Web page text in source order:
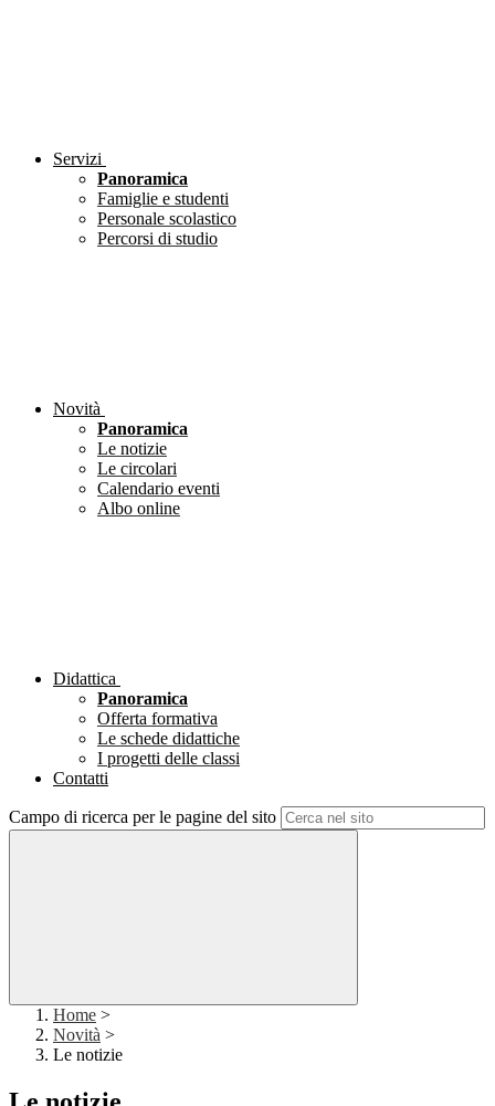
Servizi
Panoramica
Famiglie e studenti
Personale scolastico
Percorsi di studio
Novità
Panoramica
Le notizie
Le circolari
Calendario eventi
Albo online
Didattica
Panoramica
Offerta formativa
Le schede didattiche
I progetti delle classi
Contatti
Campo di ricerca per le pagine del sito
Home >
Novità >
Le notizie